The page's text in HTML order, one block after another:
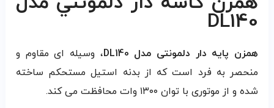
DL140
همزن پایه دار دلمونتی مدل DL140
، وسیله ای مقاوم و
منحصر به فرد است که از بدنه استیل مستحکم ساخته
شده و از موتوری با توان ۱۳۰۰ وات محافظت می کند.